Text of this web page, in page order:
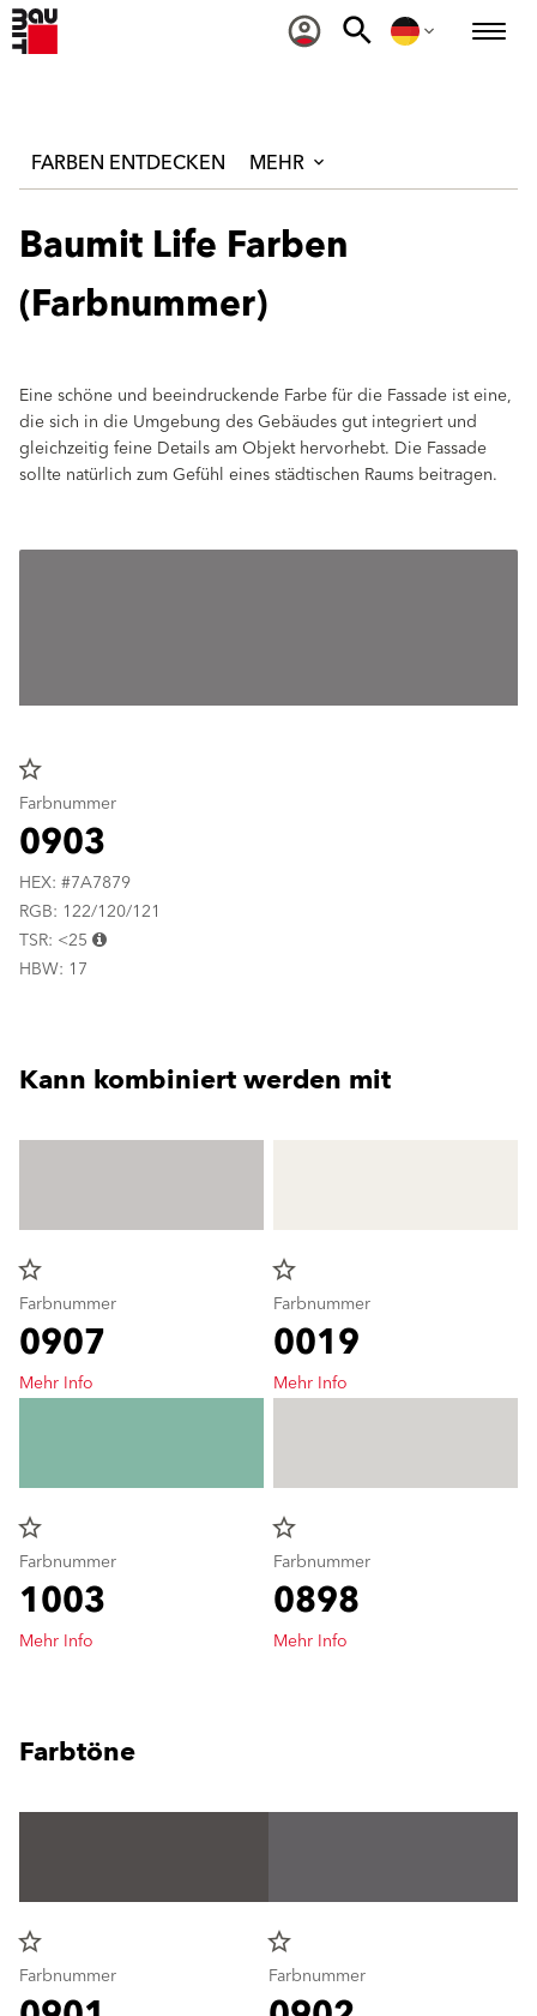
FARBEN ENTDECKEN MEHR
Baumit Life Farben
(Farbnummer)
Eine schöne und beeindruckende Farbe für die Fassade ist eine,
die sich in die Umgebung des Gebäudes gut integriert und
gleichzeitig feine Details am Objekt hervorhebt. Die Fassade
sollte natürlich zum Gefühl eines städtischen Raums beitragen.
star_border
Farbnummer
0903
HEX: #7A7879
RGB: 122/120/121
TSR: <25
HBW: 17
Kann kombiniert werden mit
star_border
Farbnummer
0907
Mehr Info
star_border
Farbnummer
1003
Mehr Info
star_border
Farbnummer
0019
Mehr Info
star_border
Farbnummer
0898
Mehr Info
Farbtöne
star_border
Farbnummer
star_border
Farbnummer